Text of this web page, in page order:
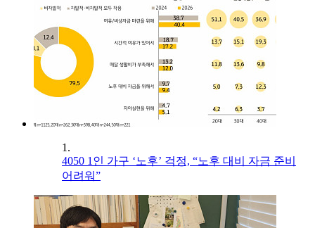
1.
4050 1인 가구 ‘노후’ 걱정, “노후 대비 자금 준비
어려워”